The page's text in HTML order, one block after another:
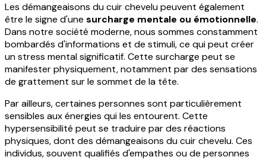
Les démangeaisons du cuir chevelu peuvent également
être le signe d'une surcharge mentale ou émotionnelle.
Dans notre société moderne, nous sommes constamment
bombardés d'informations et de stimuli, ce qui peut créer
un stress mental significatif. Cette surcharge peut se
manifester physiquement, notamment par des sensations
de grattement sur le sommet de la tête.
Par ailleurs, certaines personnes sont particulièrement
sensibles aux énergies qui les entourent. Cette
hypersensibilité peut se traduire par des réactions
physiques, dont des démangeaisons du cuir chevelu. Ces
individus, souvent qualifiés d'empathes ou de personnes